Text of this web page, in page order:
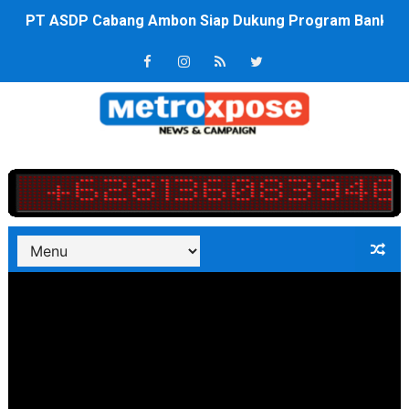
PT ASDP Cabang Ambon Siap Dukung Program Bank
Saadiah Uluputty Buka Pekan Olahraga HUT ke-81 RI
4 Dokter Asal Nias Barat Lulus PPDS di FK USU,
DPRD Kota Bekasi Minta Penanganan Pencemaran
Unggul 3 Gol Kesebelasan MKRE FC Raih Tiket
Jelang HUT RI ke 81Turnamen Olah Anak Muda Kota